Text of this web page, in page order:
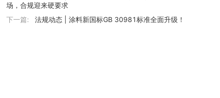
场，合规迎来硬要求
下一篇:
法规动态 | 涂料新国标GB 30981标准全面升级！